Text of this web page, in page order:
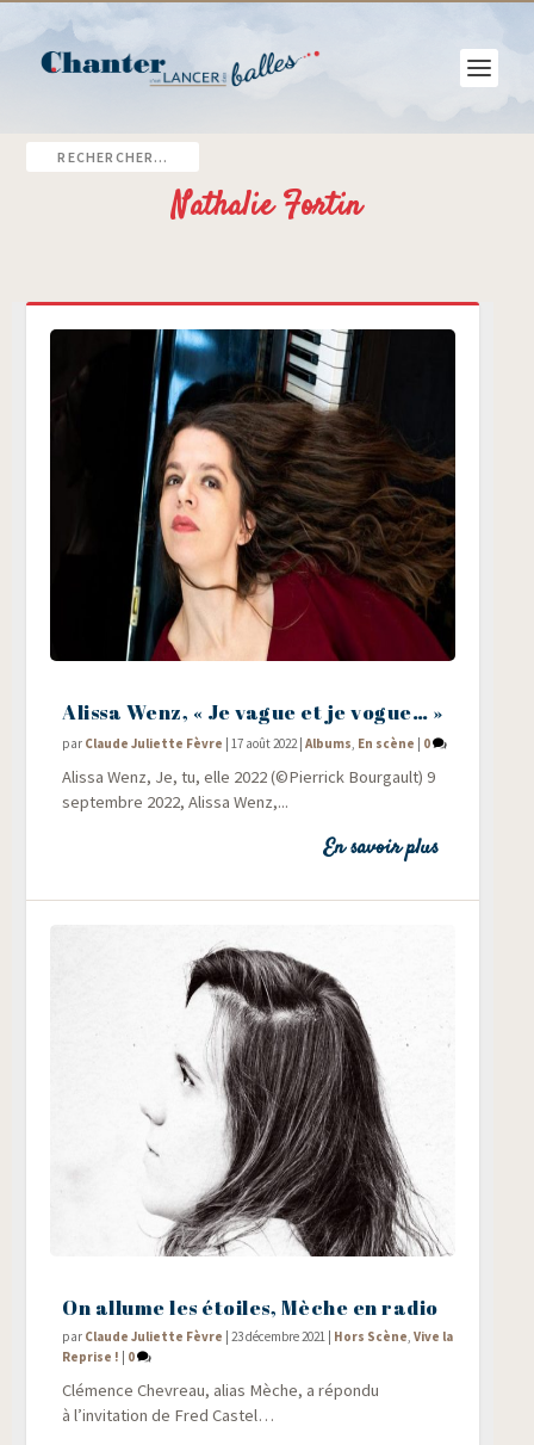
Nathalie Fortin
Alissa Wenz, « Je vague et je vogue… »
par Claude Juliette Fèvre | 17 août 2022 |Albums En scène | 0
Alis­sa Wenz, Je, tu, elle 2022 (©Pier­rick Bourgault) 9
sep­tembre 2022, Alis­sa Wenz,...
En savoir plus
On allume les étoiles, Mèche en radio
par Claude Juliette Fèvre |23 décembre 2021 Hors Scène,Vive la
Reprise !
0
Clé­mence Che­vreau, alias Mèche, a répon­du
à l’invitation de Fred Castel…